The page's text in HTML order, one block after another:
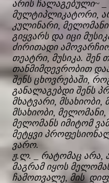
არის ჩალაგებული~ _
მულტიპლიკატორი,
კულინარი,
გიყვარს და იცი
ძირითადი
თეატრი, მუსიკა. შენ
თანმიმდევრობით
შენს ცხოვრებაში,
განალაგებდი შენს
მხატვარი, მსახიობი,
მსახიობი, მელომანი,
მელომანს იმიტომ
მეტყვი
ვარო.
ჟ.ლ. _ რატომაც არა,
მაგრამ იყოს
ჩამოთვალე, მის